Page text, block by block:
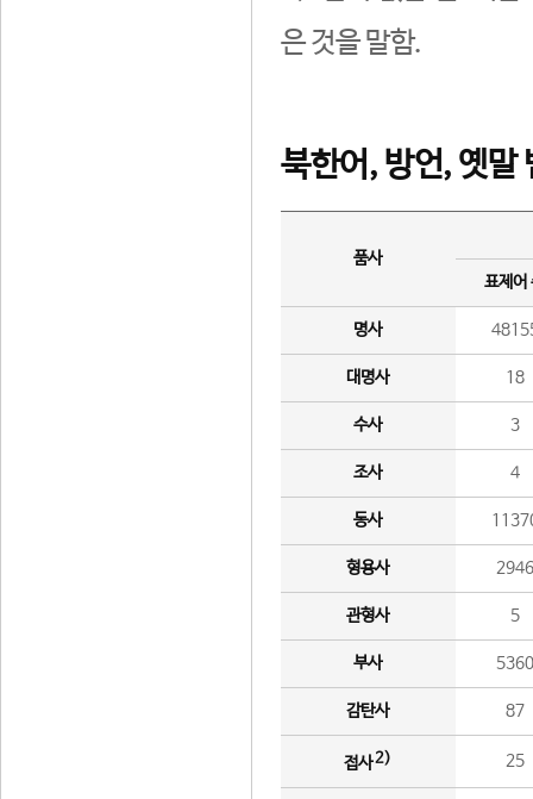
은 것을 말함.
북한어, 방언, 옛말
품사
표제어
명사
대명사 18
수사 3
조사 4
동사
형용사 2946
관형사 5
부사 5360
감탄사 87
접사2) 25